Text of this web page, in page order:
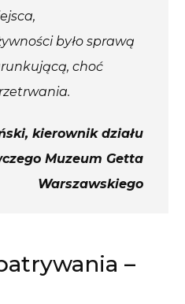
było sprawą
choć
kierownik działu
Muzeum Getta
Warszawskiego
–